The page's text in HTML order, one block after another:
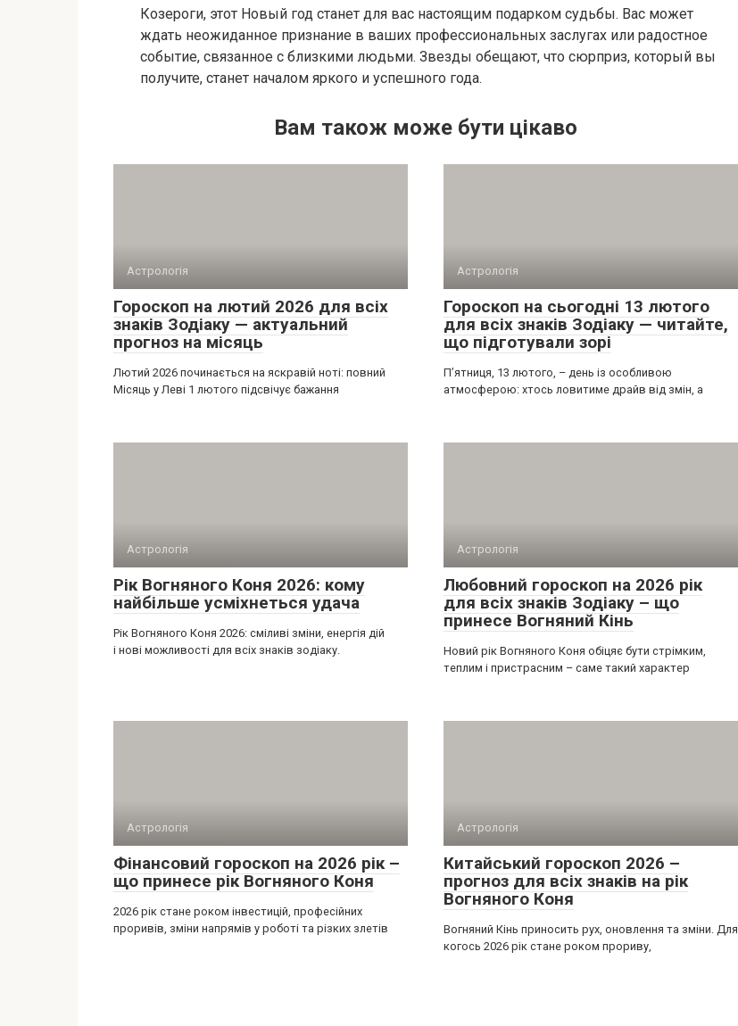
Козероги, этот Новый год станет для вас настоящим подарком судьбы. Вас может
ждать неожиданное признание в ваших профессиональных заслугах или радостное
событие, связанное с близкими людьми. Звезды обещают, что сюрприз, который вы
получите, станет началом яркого и успешного года.
Вам також може бути цікаво
Астрологія
Гороскоп на лютий 2026 для всіх
знаків Зодіаку — актуальний
прогноз на місяць
Лютий 2026 починається на яскравій ноті: повний
Місяць у Леві 1 лютого підсвічує бажання
Астрологія
Гороскоп на сьогодні 13 лютого
для всіх знаків Зодіаку — читайте,
що підготували зорі
П’ятниця, 13 лютого, – день із особливою
атмосферою: хтось ловитиме драйв від змін, а
Астрологія
Рік Вогняного Коня 2026: кому
найбільше усміхнеться удача
Рік Вогняного Коня 2026: сміливі зміни, енергія дій
і нові можливості для всіх знаків зодіаку.
Астрологія
Любовний гороскоп на 2026 рік
для всіх знаків Зодіаку – що
принесе Вогняний Кінь
Новий рік Вогняного Коня обіцяє бути стрімким,
теплим і пристрасним – саме такий характер
Астрологія
Фінансовий гороскоп на 2026 рік –
що принесе рік Вогняного Коня
2026 рік стане роком інвестицій, професійних
проривів, зміни напрямів у роботі та різких злетів
Астрологія
Китайський гороскоп 2026 –
прогноз для всіх знаків на рік
Вогняного Коня
Вогняний Кінь приносить рух, оновлення та зміни. Для
когось 2026 рік стане роком прориву,